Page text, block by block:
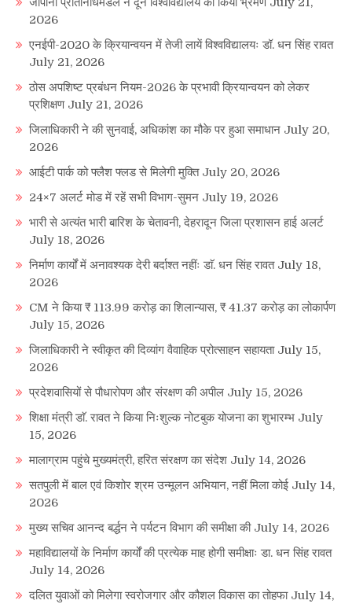
2026
एनईपी-2020 के क्रियान्वयन में तेजी लायें विश्वविद्यालयः डॉ. धन सिंह रावत
July 21, 2026
ठोस अपशिष्ट प्रबंधन नियम-2026 के प्रभावी क्रियान्वयन को लेकर
प्रशिक्षण July 21, 2026
जिलाधिकारी ने की सुनवाई, अधिकांश का मौके पर हुआ समाधान July 20,
2026
आईटी पार्क को फ्लैश फ्लड से मिलेगी मुक्ति July 20, 2026
24×7 अलर्ट मोड में रहें सभी विभाग-सुमन July 19, 2026
भारी से अत्यंत भारी बारिश के चेतावनी, देहरादून जिला प्रशासन हाई अलर्ट
July 18, 2026
निर्माण कार्यों में अनावश्यक देरी बर्दाश्त नहींः डाॅ. धन सिंह रावत July 18,
2026
CM ने किया ₹ 113.99 करोड़ का शिलान्यास, ₹ 41.37 करोड़ का लोकार्पण
July 15, 2026
जिलाधिकारी ने स्वीकृत की दिव्यांग वैवाहिक प्रोत्साहन सहायता July 15,
2026
प्रदेशवासियों से पौधारोपण और संरक्षण की अपील July 15, 2026
शिक्षा मंत्री डाॅ. रावत ने किया निःशुल्क नोटबुक योजना का शुभारम्भ July
15, 2026
मालाग्राम पहुंचे मुख्यमंत्री, हरित संरक्षण का संदेश July 14, 2026
सतपुली में बाल एवं किशोर श्रम उन्मूलन अभियान, नहीं मिला कोई July 14,
2026
मुख्य सचिव आनन्द बर्द्धन ने पर्यटन विभाग की समीक्षा की July 14, 2026
महाविद्यालयों के निर्माण कार्यों की प्रत्येक माह होगी समीक्षाः डा. धन सिंह रावत
July 14, 2026
दलित युवाओं को मिलेगा स्वरोजगार और कौशल विकास का तोहफा July 14,